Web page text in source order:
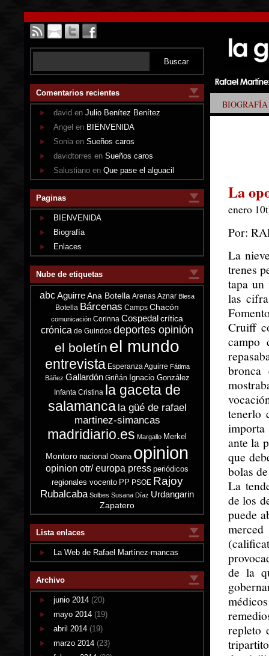
Comentarios recientes
david en Julio Benítez Benítez
Angel en BIENVENIDA
Sonia en Sueños caros
davidtorres en Sueños caros
Salustiano en Que pase el alguacil
Paginas
BIENVENIDA
Biografía
Enlaces
Nube de etiquetas
abcAguirre Ana Botella Arenas Aznar Blesa
Botella Bárcenas Camps Chacón
comunicación Corinna Cospedal crítica
crónica de Guindos deportes opinión
el boletín el mundo
entrevista Esperanza Aguirre Fátima
Báñez Gallardón Griñán Ignacio González
Infanta Cristina la gaceta de
salamanca la güé de rafael
martinez-simancas
madridiario.es Margallo Merkel
Montoro nacional Obama opinion
opinion otr/ europa press periódicos
regionales vocento PP PSOE Rajoy
Rubalcaba Solbes Susana Díaz Urdangarin
Zapatero
Lista enlaces
La Web de Rafael Martínez-mancas
Archivo
junio 2014 (20)
mayo 2014 (19)
abril 2014 (19)
marzo 2014 (23)
BIOGRAFÍA
La
enero
Por:
La
trenes
tapa un
las
Cruiff
campo
tenerlo
ante la
que
bolas
La
de los
puede
de la
repleto